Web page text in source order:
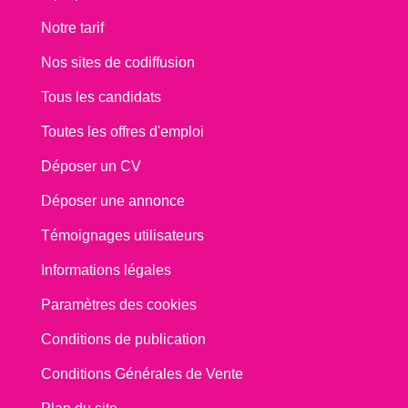
Notre tarif
Nos sites de codiffusion
Tous les candidats
Toutes les offres d'emploi
Déposer un CV
Déposer une annonce
Témoignages utilisateurs
Informations légales
Paramètres des cookies
Conditions de publication
Conditions Générales de Vente